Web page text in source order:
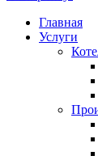
Главная
Услуги